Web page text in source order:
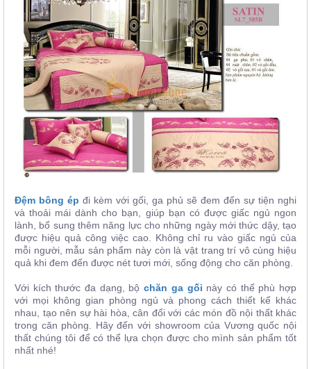
Đệm bông ép đi kèm với gối, ga phủ sẽ đem đến sự tiện nghi
và thoải mái dành cho bạn, giúp bạn có được giấc ngủ ngon
lành, bổ sung thêm năng lực cho những ngày mới thức dậy, tạo
được hiệu quả công việc cao. Không chỉ ru vào giấc ngủ của
mỗi người, mẫu sản phẩm này còn là vật trang trí vô cùng hiệu
quả khi đem đến được nét tươi mới, sống động cho căn phòng.
Với kích thước đa dạng, bộchăn ga gối này có thể phù hợp
với mọi không gian phòng ngủ và phong cách thiết kế khác
nhau, tạo nên sự hài hòa, cân đối với các món đồ nội thất khác
trong căn phòng. Hãy đến với showroom của Vương quốc nội
thất chúng tôi để có thể lựa chọn được cho mình sản phẩm tốt
nhất nhé!